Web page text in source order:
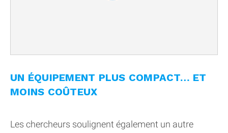
UN ÉQUIPEMENT PLUS COMPACT… ET
MOINS COÛTEUX
Les chercheurs soulignent également un autre